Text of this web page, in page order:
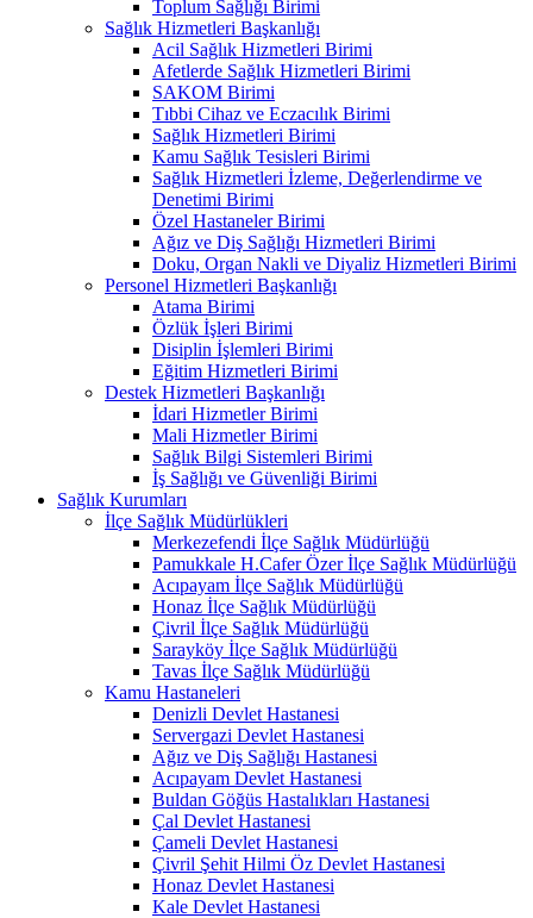
Toplum Sağlığı Birimi
Sağlık Hizmetleri Başkanlığı
Acil Sağlık Hizmetleri Birimi
Afetlerde Sağlık Hizmetleri Birimi
SAKOM Birimi
Tıbbi Cihaz ve Eczacılık Birimi
Sağlık Hizmetleri Birimi
Kamu Sağlık Tesisleri Birimi
Sağlık Hizmetleri İzleme, Değerlendirme ve
Denetimi Birimi
Özel Hastaneler Birimi
Ağız ve Diş Sağlığı Hizmetleri Birimi
Doku, Organ Nakli ve Diyaliz Hizmetleri Birimi
Personel Hizmetleri Başkanlığı
Atama Birimi
Özlük İşleri Birimi
Disiplin İşlemleri Birimi
Eğitim Hizmetleri Birimi
Destek Hizmetleri Başkanlığı
İdari Hizmetler Birimi
Mali Hizmetler Birimi
Sağlık Bilgi Sistemleri Birimi
İş Sağlığı ve Güvenliği Birimi
Sağlık Kurumları
İlçe Sağlık Müdürlükleri
Merkezefendi İlçe Sağlık Müdürlüğü
Pamukkale H.Cafer Özer İlçe Sağlık Müdürlüğü
Acıpayam İlçe Sağlık Müdürlüğü
Honaz İlçe Sağlık Müdürlüğü
Çivril İlçe Sağlık Müdürlüğü
Sarayköy İlçe Sağlık Müdürlüğü
Tavas İlçe Sağlık Müdürlüğü
Kamu Hastaneleri
Denizli Devlet Hastanesi
Servergazi Devlet Hastanesi
Ağız ve Diş Sağlığı Hastanesi
Acıpayam Devlet Hastanesi
Buldan Göğüs Hastalıkları Hastanesi
Çal Devlet Hastanesi
Çameli Devlet Hastanesi
Çivril Şehit Hilmi Öz Devlet Hastanesi
Honaz Devlet Hastanesi
Kale Devlet Hastanesi